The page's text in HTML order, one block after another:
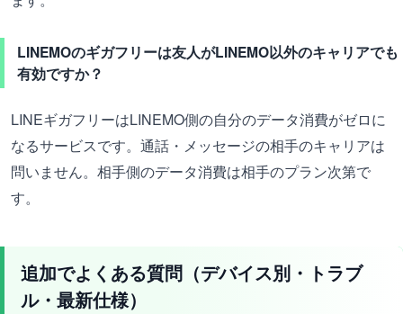
LINEMOのギガフリーは友人がLINEMO以外のキャリアでも
有効ですか？
LINEギガフリーはLINEMO側の自分のデータ消費がゼロに
なるサービスです。通話・メッセージの相手のキャリアは
問いません。相手側のデータ消費は相手のプラン次第で
す。
追加でよくある質問（デバイス別・トラブ
ル・最新仕様）